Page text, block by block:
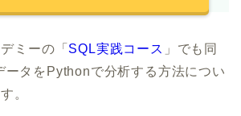
ミーの「 SQL実践コース 」でも同
タをPythonで分析する方法につい
。